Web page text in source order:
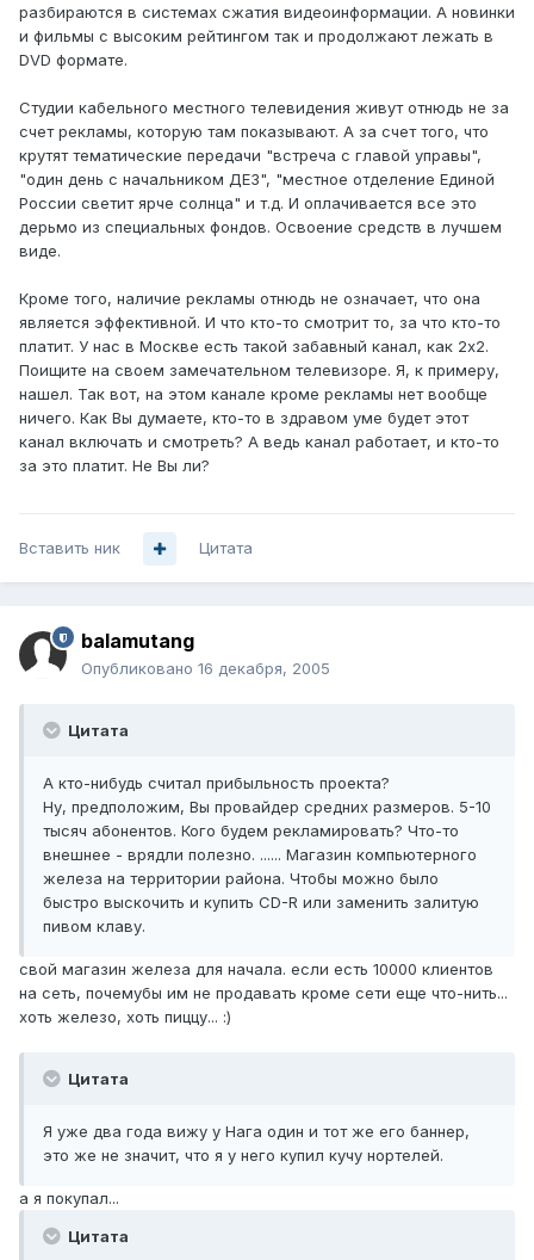
разбираются в системах сжатия видеоинформации. А новинки
и фильмы с высоким рейтингом так и продолжают лежать в
DVD формате.
Студии кабельного местного телевидения живут отнюдь не за
счет рекламы, которую там показывают. А за счет того, что
крутят тематические передачи "встреча с главой управы",
"один день с начальником ДЕЗ", "местное отделение Единой
России светит ярче солнца" и т.д. И оплачивается все это
дерьмо из специальных фондов. Освоение средств в лучшем
виде.
Кроме того, наличие рекламы отнюдь не означает, что она
является эффективной. И что кто-то смотрит то, за что кто-то
платит. У нас в Москве есть такой забавный канал, как 2х2.
Поищите на своем замечательном телевизоре. Я, к примеру,
нашел. Так вот, на этом канале кроме рекламы нет вообще
ничего. Как Вы думаете, кто-то в здравом уме будет этот
канал включать и смотреть? А ведь канал работает, и кто-то
за это платит. Не Вы ли?
Вставить ник Цитата
balamutang
Опубликовано 16 декабря, 2005
Цитата
А кто-нибудь считал прибыльность проекта?
Ну, предположим, Вы провайдер средних размеров. 5-10
тысяч абонентов. Кого будем рекламировать? Что-то
внешнее - врядли полезно. ...... Магазин компьютерного
железа на территории района. Чтобы можно было
быстро выскочить и купить CD-R или заменить залитую
пивом клаву.
свой магазин железа для начала. если есть 10000 клиентов
на сеть, почемубы им не продавать кроме сети еще что-нить...
хоть железо, хоть пиццу... :)
Цитата
Я уже два года вижу у Нага один и тот же его баннер,
это же не значит, что я у него купил кучу нортелей.
а я покупал...
Цитата